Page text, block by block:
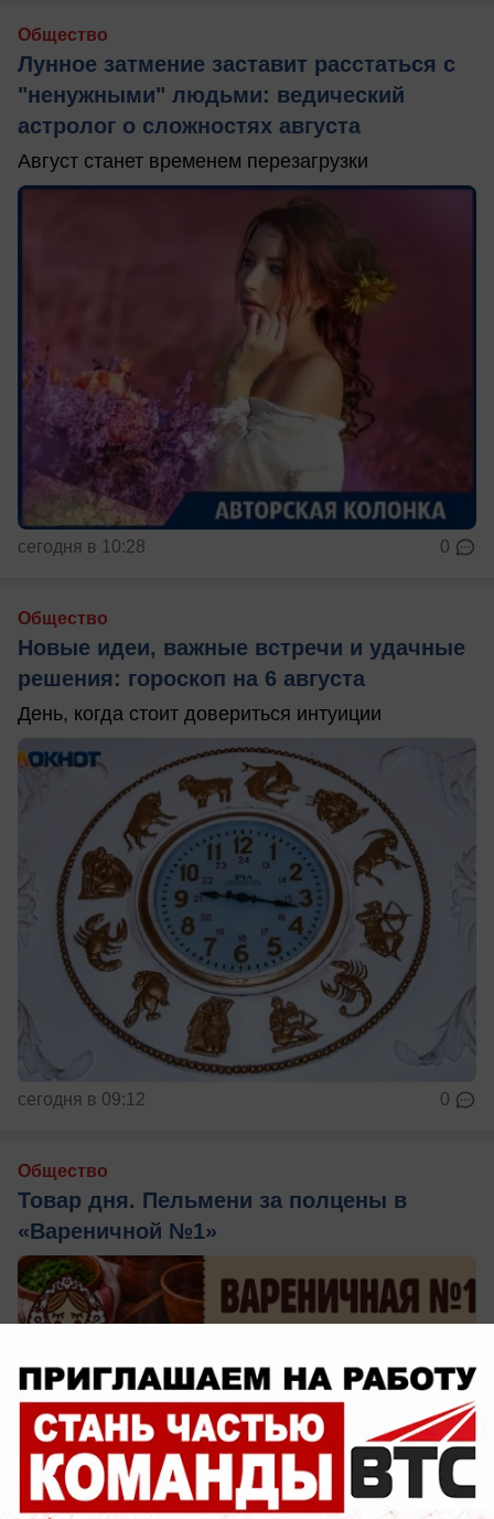
Общество
Лунное затмение заставит расстаться с
"ненужными" людьми: ведический
астролог о сложностях августа
Август станет временем перезагрузки
сегодня в 10:28 0
Общество
Новые идеи, важные встречи и удачные
решения: гороскоп на 6 августа
День, когда стоит довериться интуиции
сегодня в 09:12 0
Общество
Товар дня. Пельмени за полцены в
«Вареничной №1»